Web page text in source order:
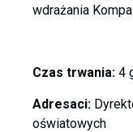
wdrażania
Czas trwania: 4
Adresaci:
oświatowych